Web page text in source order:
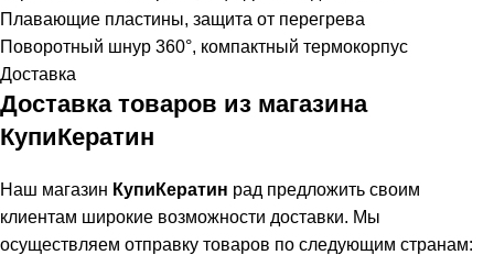
Плавающие пластины, защита от перегрева
Поворотный шнур 360°, компактный термокорпус
Доставка
Доставка товаров из магазина
КупиКератин
Наш магазин КупиКератин рад предложить своим
клиентам широкие возможности доставки. Мы
осуществляем отправку товаров по следующим странам: